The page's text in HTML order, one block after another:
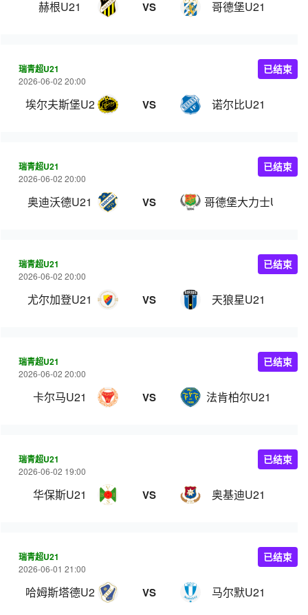
赫根U21 VS 哥德堡U21
瑞青超U21
2026-06-02 20:00
埃尔夫斯堡U21 VS 诺尔比U21
已结束
瑞青超U21
2026-06-02 20:00
奥迪沃德U21 VS 哥德堡大力士U21
已结束
瑞青超U21
2026-06-02 20:00
尤尔加登U21 VS 天狼星U21
已结束
瑞青超U21
2026-06-02 20:00
卡尔马U21 VS 法肯柏尔U21
已结束
瑞青超U21
2026-06-02 19:00
华保斯U21 VS 奥基迪U21
已结束
瑞青超U21
2026-06-01 21:00
哈姆斯塔德U21 VS 马尔默U21
已结束